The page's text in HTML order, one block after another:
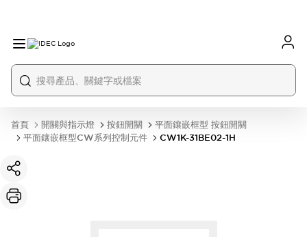
首頁 開關與指示燈 按鈕開關
平面鑲嵌框型 按鈕開關
平面鑲嵌框型CW系列控制元件
CW1K-31BE02-1H